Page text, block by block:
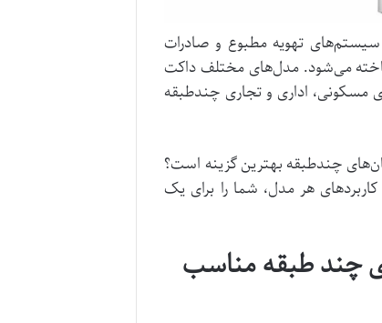
تهویه مطبوع و صادرات
صنعت شناخته می‌شود. مدل‌های مختلف داکت
مسکونی، اداری و تجاری چندطبقه
چندطبقه بهترین گزینه است؟
هر مدل، شما را برای یک
چند طبقه مناسب